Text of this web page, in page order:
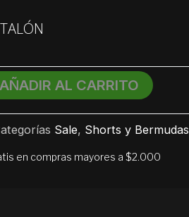
AÑADIR AL CARRITO
Sale, Shorts y Bermudas
en compras mayores a $2.000